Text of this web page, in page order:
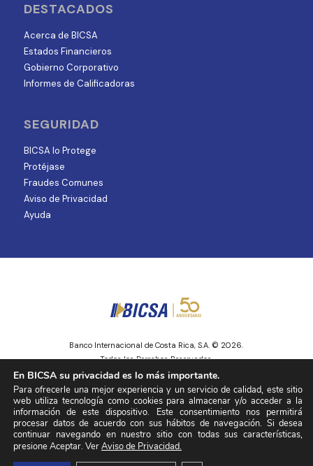
DESTACADOS
Acerca de BICSA
Estados Financieros
Gobierno Corporativo
Informes de Calificadoras
SEGURIDAD
BICSA lo Protege
Protéjase
Fraudes Comunes
Aviso de Privacidad
Ayuda
Banco Internacional de Costa Rica, S.A. © 2026.
Todos los Derechos Reservados.
Entidad regulada y supervisada por la Superintendencia de Mercado de
Valores
En BICSA su privacidad es lo más importante.
Para ofrecerle una mejor experiencia y un servicio de calidad, este sitio
web utiliza tecnología como cookies para almacenar y/o acceder a la
información de este dispositivo. Este consentimiento nos permitirá
procesar datos de acuerdo con sus hábitos de navegación. Si desea
continuar navegando en nuestro sitio con todas sus características,
presione Aceptar. VerAviso de Privacidad.